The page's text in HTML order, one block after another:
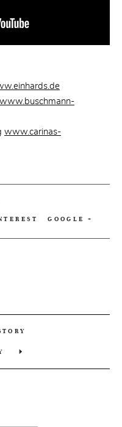
www.buschmann-
www.carinas-
GOOGLE +